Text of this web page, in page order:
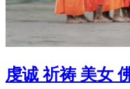
虔诚 祈祷 美女